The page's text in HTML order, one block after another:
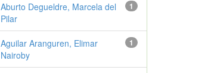
1
Aburto Degueldre, Marcela del
Pilar
1
Aguilar Aranguren, Elimar
Nairoby